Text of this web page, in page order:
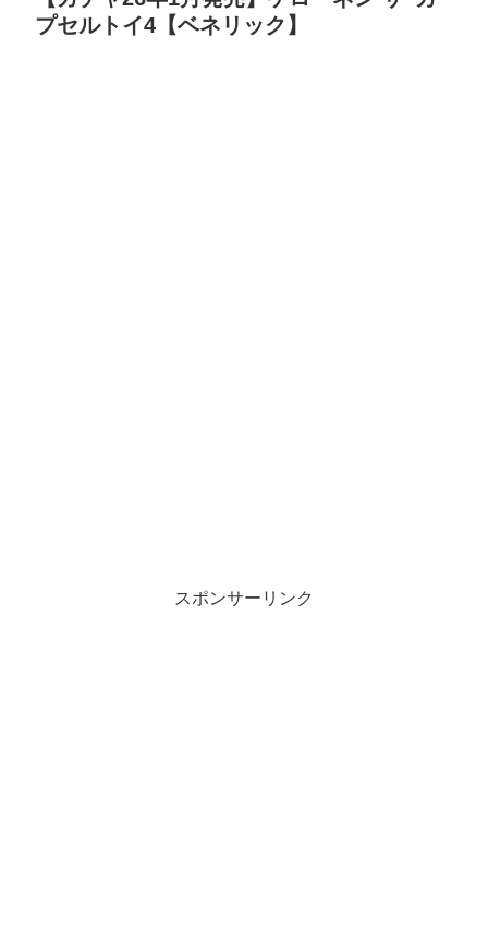
プセルトイ4【ベネリック】
スポンサーリンク